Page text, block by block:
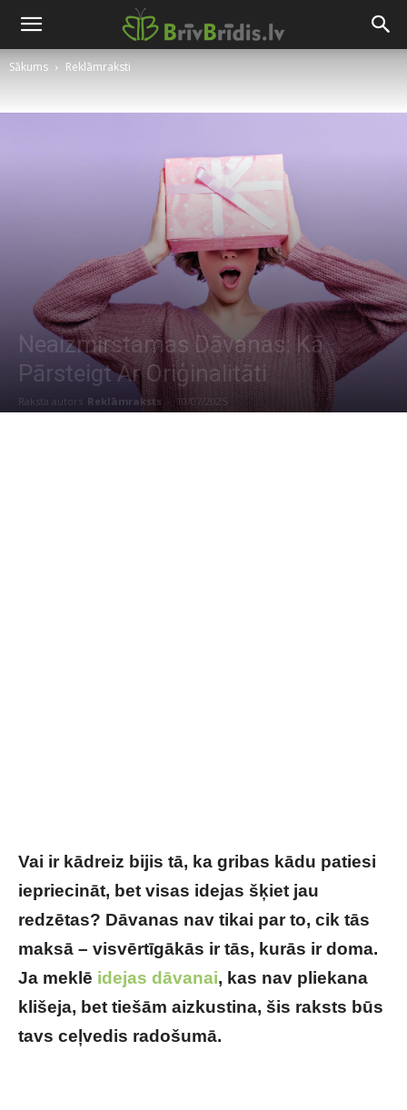
Sākums Reklāmraksti
Neaizmirstamas Dāvanas: Kā
Pārsteigt Ar Oriģinalitāti
Raksta autors Reklāmraksts - 10/07/2025
Vai ir kādreiz bijis tā, ka gribas kādu patiesi
iepriecināt, bet visas idejas šķiet jau
redzētas? Dāvanas nav tikai par to, cik tās
maksā – visvērtīgākās ir tās, kurās ir doma.
Ja meklē idejas dāvanai, kas nav pliekana
klišeja, bet tiešām aizkustina, šis raksts būs
tavs ceļvedis radošumā.